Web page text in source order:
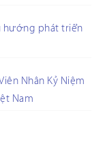
hướng phát triển
Nhân Kỷ Niệm
Nam